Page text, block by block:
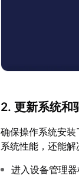
2. 更新系统和
确保操作系统安
系统性能，还能解
进入设备管理